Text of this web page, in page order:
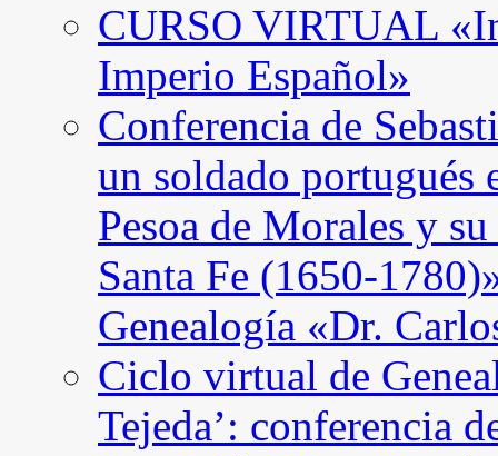
CURSO VIRTUAL
Imperio Español»
Conferencia de
un soldado portugués
Pesoa de Morales y
Santa Fe (1650-
Genealogía «Dr.
Ciclo virtual de
Tejeda’: conferencia